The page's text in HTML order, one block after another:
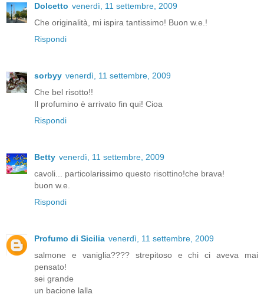
Dolcetto venerdì, 11 settembre, 2009
Che originalità, mi ispira tantissimo! Buon w.e.!
Rispondi
sorbyy venerdì, 11 settembre, 2009
Che bel risotto!!
Il profumino è arrivato fin qui! Cioa
Rispondi
Betty venerdì, 11 settembre, 2009
cavoli... particolarissimo questo risottino!che brava!
buon w.e.
Rispondi
Profumo di Sicilia venerdì, 11 settembre, 2009
salmone e vaniglia???? strepitoso e chi ci aveva mai
pensato!
sei grande
un bacione lalla